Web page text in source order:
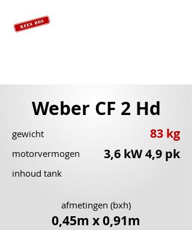
Weber CF 2 Hd
gewicht 83 kg
motorvermogen 3,6 kW 4,9 pk
inhoud tank
afmetingen (bxh)
0,45m x 0,91m